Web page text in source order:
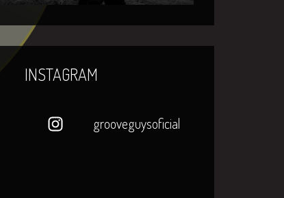
INSTAGRAM
grooveguysoficial